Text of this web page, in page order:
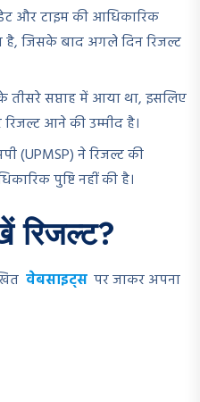
डेट और टाइम की आधिकारिक
है, जिसके बाद अगले दिन रिजल्ट
तीसरे सप्ताह में आया था, इसलिए
आने की उम्मीद है।
(UPMSP) ने रिजल्ट की
पुष्टि नहीं की है।
वेबसाइट्स पर जाकर अपना